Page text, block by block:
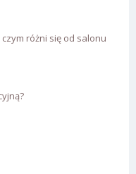
różni się od salonu